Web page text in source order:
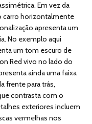
Em vez da
carro horizontalmente
apresenta um
No exemplo aqui
um tom escuro de
Red vivo no lado do
ainda uma faixa
frente para trás,
contrasta com o
exteriores incluem
vermelhas nos